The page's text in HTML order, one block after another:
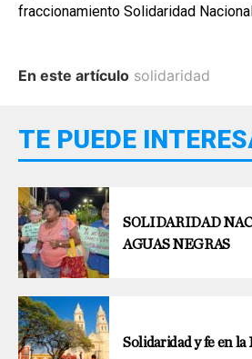
fraccionamiento Solidaridad
En este artículo solidaridad
TE PUEDE
SOLIDARIDAD
AGUAS NEGRAS
Solidaridad y fe en